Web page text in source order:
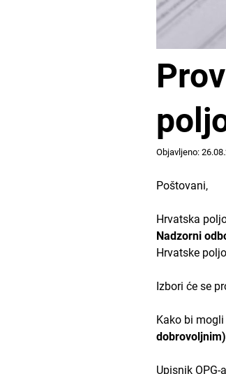
Objavljeno:
Poštovani,
Hrvatska
Nadzorni
Hrvatske
Izbori će se
Kako bi
Upisnik